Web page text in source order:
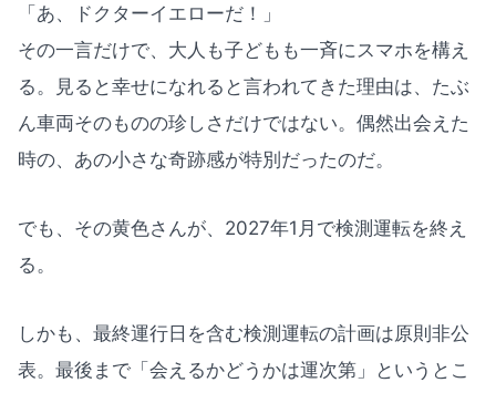
「あ、ドクターイエローだ！」
その一言だけで、大人も子どもも一斉にスマホを構え
る。見ると幸せになれると言われてきた理由は、たぶ
ん車両そのものの珍しさだけではない。偶然出会えた
時の、あの小さな奇跡感が特別だったのだ。
でも、その黄色さんが、2027年1月で検測運転を終え
る。
しかも、最終運行日を含む検測運転の計画は原則非公
表。最後まで「会えるかどうかは運次第」というとこ